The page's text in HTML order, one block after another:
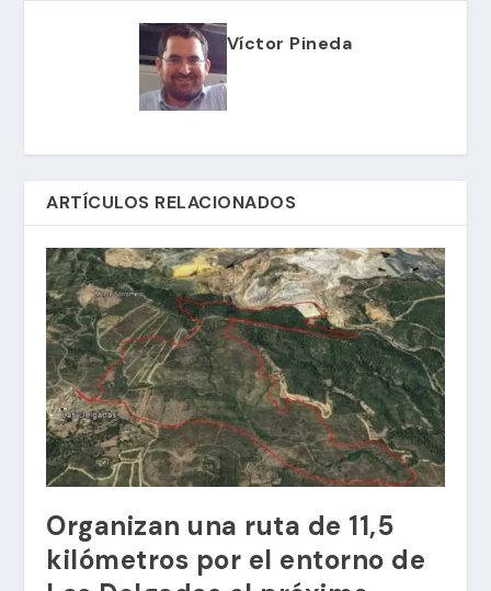
Víctor Pineda
ARTÍCULOS RELACIONADOS
Organizan una ruta de 11,5
kilómetros por el entorno de